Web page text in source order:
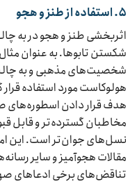
۵. استفاده از طنز و هجو
اثربخشی طنز و هجو در به
شکستن تابوها. به عنوان
شخصیت‌های مذهبی و به
هولوکاست مورد استفاده قرار
هدف قرار دادن اسطوره‌های
مخاطبان گسترده‌تر و قابل
نسل‌های جوان‌تر است. این
مقالات هجوآمیز و سایر
تناقض‌های برخی ادعاهای